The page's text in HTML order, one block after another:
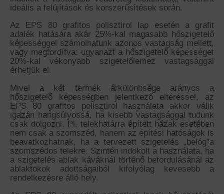
ideális a felújítások és korszerűsítések során.
Az EPS 80 grafitos polisztirol lap esetén a grafit
adalék hatására akár 25%-kal magasabb hőszigetelő
képességgel számolhatunk azonos vastagság mellett,
vagy megfordítva: ugyanazt a hőszigetelő képességet
20%-kal vékonyabb szigetelőlemez vastagsággal
érhetjük el.
Mivel a két termék árkülönbsége arányos a
hőszigetelő képességben jelentkező eltéréssel, az
EPS 80 grafitos polisztirol használata akkor válik
igazán hangsúlyossá, ha kisebb vastagsággal tudunk
csak dolgozni. Pl. telekhatárra épített házak esetében
nem csak a szomszéd, hanem az építési hatóságok is
beavatkozhatnak, ha a tervezett szigetelés „belóg”a
szomszédos telekre. Szintén indokolt a használata, ha
a szigetelés ablak káváknál történő befordulásánál az
ablaktokok adottságaiból kifolyólag kevesebb a
rendelkezésre álló hely.